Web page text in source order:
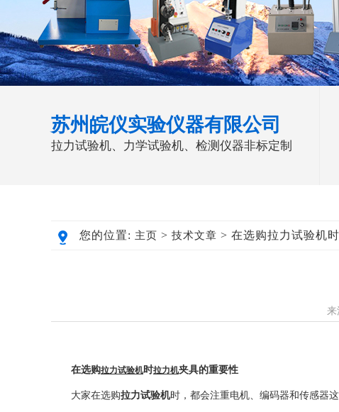
苏州皖仪实验仪器有限公司
拉力试验机、力学试验机、检测仪器非标定制
您的位置: 主页 > 技术文章 > 在选购拉力试验机
在选购拉力试验机时拉力机夹具的重要性
大家在选购拉力试验机时，都会注重电机、编码器和传感器